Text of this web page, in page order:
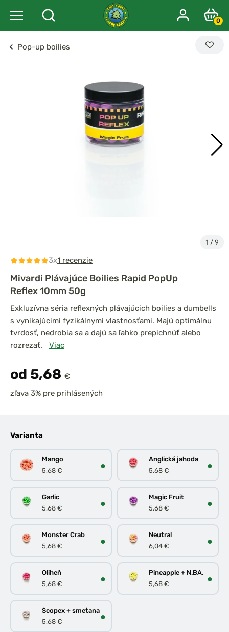
0
Pop-up boilies
1 / 9
3x1 recenzie
Mivardi Plávajúce Boilies Rapid PopUp
Reflex 10mm 50g
Exkluzívna séria reflexných plávajúcich boilies a dumbells
s vynikajúcimi fyzikálnymi vlastnosťami. Majú optimálnu
tvrdosť, nedrobia sa a dajú sa ľahko prepichnúť alebo
rozrezať.
Viac
od 5,68 €
zľava 3% pre prihlásených
Varianta
Mango
5,68 €
●
Anglická jahoda
5,68 €
●
Garlic
5,68 €
●
Magic Fruit
5,68 €
●
Monster Crab
5,68 €
●
Neutral
6,04 €
●
Oliheň
5,68 €
●
Pineapple + N.BA.
5,68 €
●
Scopex + smetana
5,68 €
●